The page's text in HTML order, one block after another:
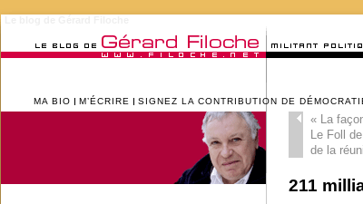
MA BIO M’ÉCRIRE SIGNEZ LA CONTRIBUTION DE
«La
Le Foll
de la
211